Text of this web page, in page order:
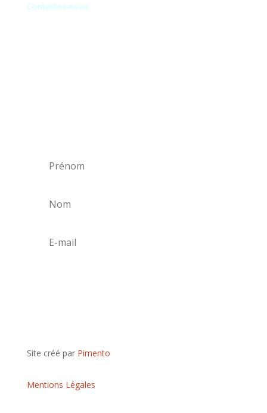
Contactez-nous
Site créé par Pimento
Mentions Légales